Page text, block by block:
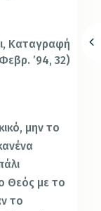
Καταγραφή
’94, 32)
μην το
Θεός με το
το